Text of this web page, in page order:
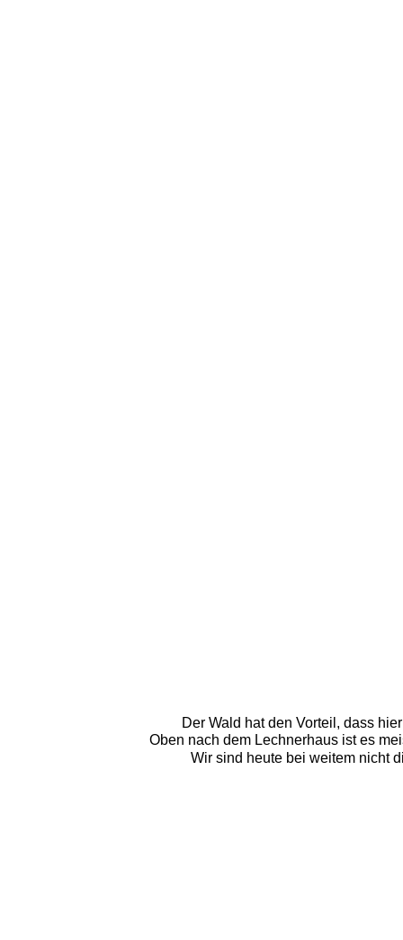
Der Wald hat den Vorteil, dass
Oben nach dem Lechnerhaus ist es
Wir sind heute bei weitem nicht